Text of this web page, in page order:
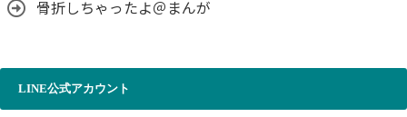
骨折しちゃったよ＠まんが
LINE公式アカウント